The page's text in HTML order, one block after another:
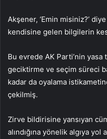
Akşener, ‘Emin misiniz?’
kendisine gelen bilgilerin
Bu evrede AK Parti’nin
geciktirme ve seçim süreci
kadar da oyalama
çekilmiş.
Zirve bildirisine yansıyan
alındığına yönelik algıya